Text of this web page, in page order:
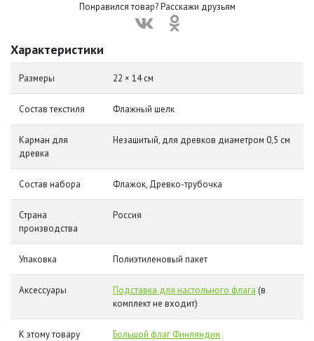
Понравился товар? Расскажи друзьям
Характеристики
Размеры 22 × 14 см
Состав текстиля Флажный шелк
Карман для
древка
Незашитый, для древков диаметром 0,5 см
Состав набора Флажок, Древко-трубочка
Страна
производства
Россия
Упаковка Полиэтиленовый пакет
Аксессуары Подставка для настольного флага (в
комплект не входит)
К этому товару
Большой флаг Финляндии